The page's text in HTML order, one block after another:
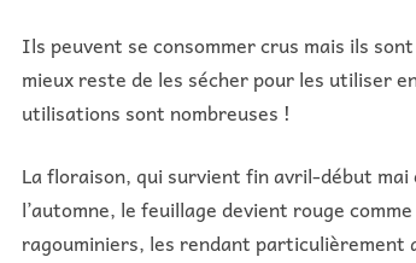
Ils peuvent se consommer crus mais ils
mieux reste de les sécher pour les utiliser
utilisations sont nombreuses !
La floraison, qui survient fin avril-début
l’automne, le feuillage devient rouge
ragouminiers, les rendant particulièrement